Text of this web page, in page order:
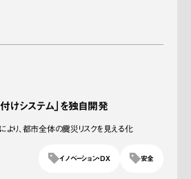
けシステム」を独自開発
り、都市全体の震災リスクを見える化
安全
イノベーション・DX